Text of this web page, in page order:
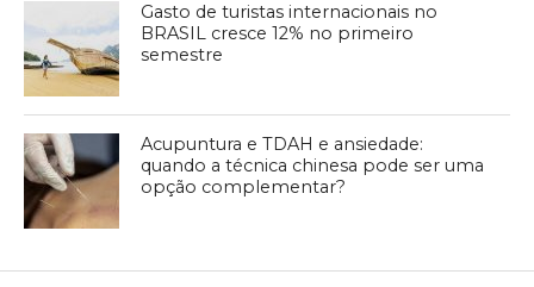
Gasto de turistas internacionais no
BRASIL cresce 12% no primeiro
semestre
Acupuntura e TDAH e ansiedade:
quando a técnica chinesa pode ser uma
opção complementar?